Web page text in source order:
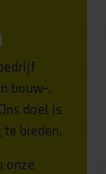
bouw-,
doel is
bieden.
onze